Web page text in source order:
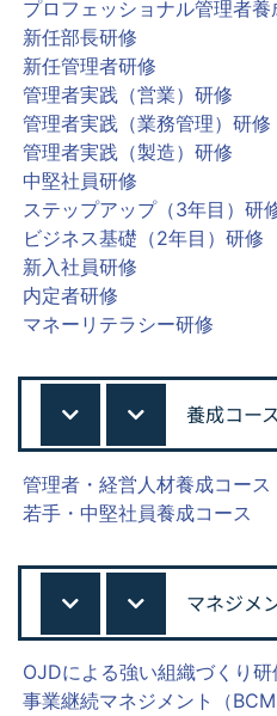
プロフェッショナル管理者養
新任部長研修
新任管理者研修
管理者実践（営業）研修
管理者実践（業務管理）研修
管理者実践（製造）研修
中堅社員研修
ステップアップ（3年目）研
ビジネス基礎（2年目）研修
新入社員研修
内定者研修
マネーリテラシー研修
養成コー
管理者・経営人材養成コース
若手・中堅社員養成コース
マネジメ
OJDによる強い組織づくり研
事業継続マネジメント（